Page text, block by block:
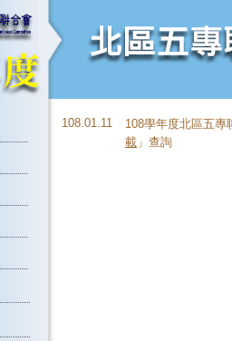
108.01.11
108學年度北區五專
載 」查詢